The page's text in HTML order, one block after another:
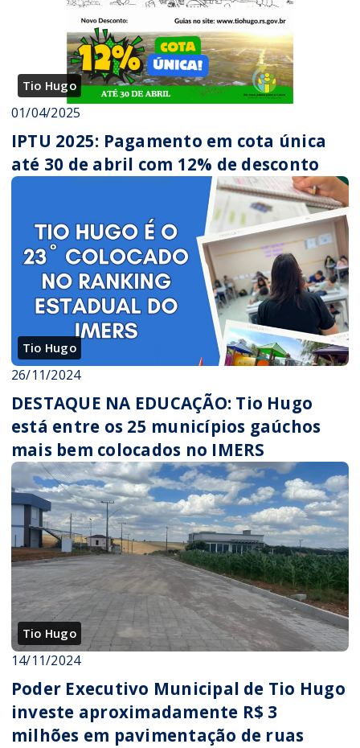
Tio Hugo
01/04/2025
IPTU 2025: Pagamento em cota única
até 30 de abril com 12% de desconto
Tio Hugo
26/11/2024
DESTAQUE NA EDUCAÇÃO: Tio Hugo
está entre os 25 municípios gaúchos
mais bem colocados no IMERS
Tio Hugo
14/11/2024
Poder Executivo Municipal de Tio Hugo
investe aproximadamente R$ 3
milhões em pavimentação de ruas